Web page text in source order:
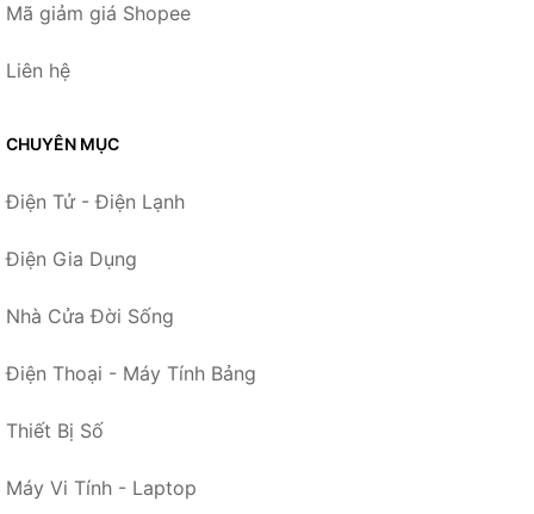
Mã giảm giá Shopee
Liên hệ
CHUYÊN MỤC
Điện Tử - Điện Lạnh
Điện Gia Dụng
Nhà Cửa Đời Sống
Điện Thoại - Máy Tính Bảng
Thiết Bị Số
Máy Vi Tính - Laptop